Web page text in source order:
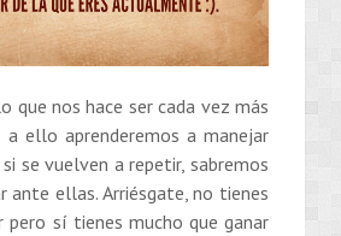
que nos hace ser cada vez más
a ello aprenderemos a manejar
se vuelven a repetir, sabremos
ante ellas. Arriésgate, no tienes
pero sí tienes mucho que ganar